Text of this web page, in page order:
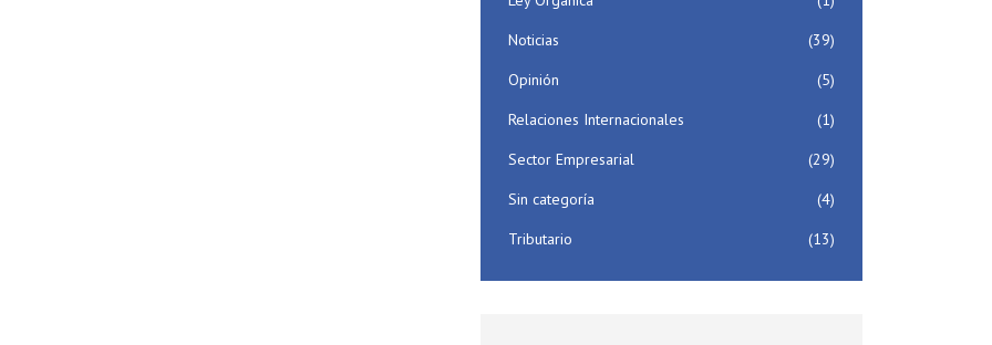
Noticias
(39)
Opinión
(5)
Relaciones Internacionales
(1)
Sector Empresarial
(29)
Sin categoría
(4)
Tributario
(13)